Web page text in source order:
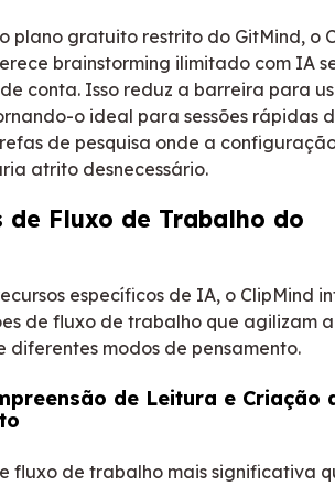
plano gratuito restrito do GitMind, o
brainstorming ilimitado com IA
conta. Isso reduz a barreira para
o ideal para sessões rápidas
de pesquisa onde a
atrito desnecessário.
de Fluxo de Trabalho do
específicos de IA, o ClipMind
de fluxo de trabalho que agilizam a
diferentes modos de pensamento.
de Leitura e Criação
fluxo de trabalho mais significativa